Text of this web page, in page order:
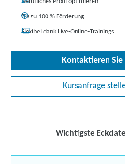
Berufliches Profil optimieren
Bis zu 100 % Förderung
Flexibel dank Live-Online-Trainings
Kontaktieren Sie
Kursanfrage
Wichtigste